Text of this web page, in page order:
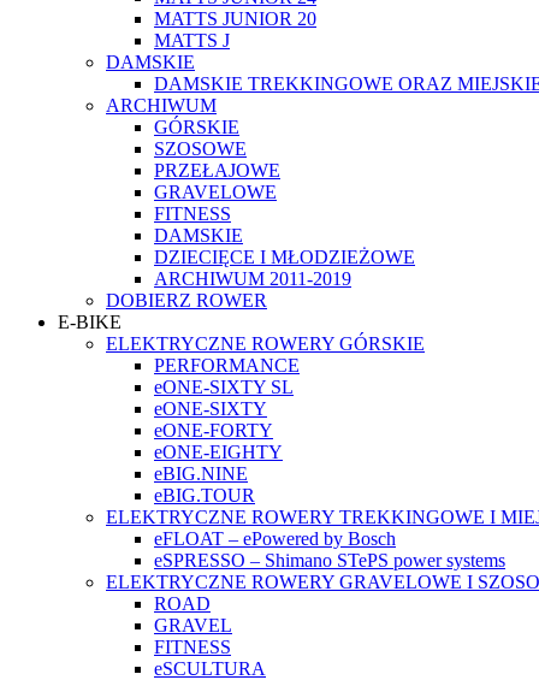
MATTS JUNIOR 20
MATTS J
DAMSKIE
DAMSKIE TREKKINGOWE ORAZ
ARCHIWUM
GÓRSKIE
SZOSOWE
PRZEŁAJOWE
GRAVELOWE
FITNESS
DAMSKIE
DZIECIĘCE I MŁODZIEŻOWE
ARCHIWUM 2011-2019
DOBIERZ ROWER
E-BIKE
ELEKTRYCZNE ROWERY GÓRSKIE
PERFORMANCE
eONE-SIXTY SL
eONE-SIXTY
eONE-FORTY
eONE-EIGHTY
eBIG.NINE
eBIG.TOUR
ELEKTRYCZNE ROWERY TREKKINGOWE I
eFLOAT – ePowered by Bosch
eSPRESSO – Shimano STePS power systems
ELEKTRYCZNE ROWERY GRAVELOWE I
ROAD
GRAVEL
FITNESS
eSCULTURA